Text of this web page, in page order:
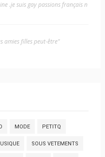
.je suis gay passions français n
amies filles peut-être"
MODE PETITQ
SOUS VETEMENTS